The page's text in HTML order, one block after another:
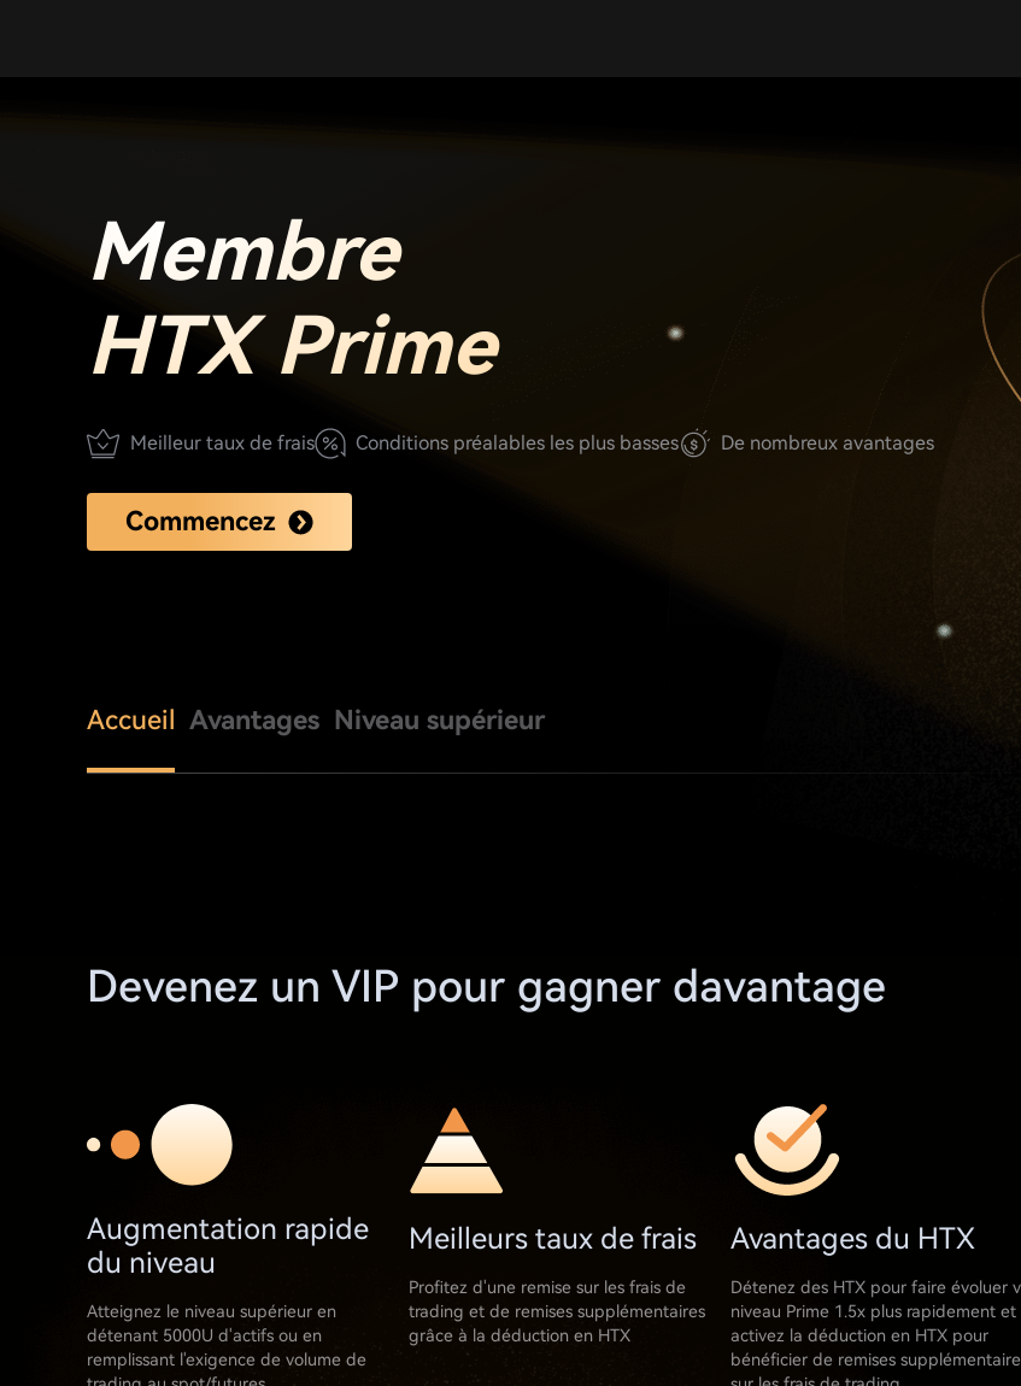
Membre
HTX Prime
Meilleur taux de frais Conditions préalables les plus basses De nombreux avantages
Commencez
Accueil Avantages Niveau supérieur
Devenez un VIP pour gagner davantage
Augmentation rapide
du niveau
Atteignez le niveau supérieur en
détenant 5000U d'actifs ou en
remplissant l'exigence de volume de
Meilleurs taux de frais
Profitez d'une remise sur les frais de
trading et de remises supplémentaires
grâce à la déduction en HTX
Avantages du HTX
Détenez des HTX pour faire évoluer
niveau Prime 1.5x plus rapidement et
activez la déduction en HTX pour
bénéficier de remises